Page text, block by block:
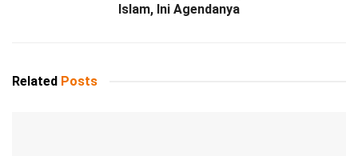
Islam, Ini Agendanya
Related Posts